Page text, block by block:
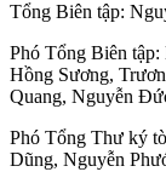
Tổng Biên tập:
Phó Tổng Biên tập:
Hồng Sương,
Quang, Nguyễn
Phó Tổng Thư ký
Dũng, Nguyễn